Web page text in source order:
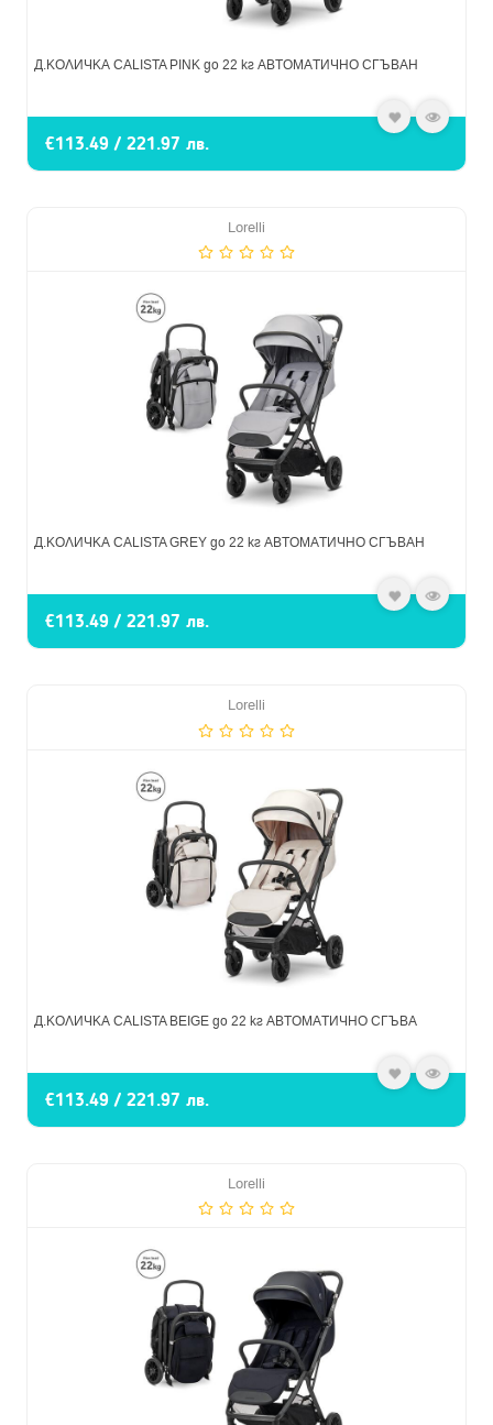
Д.КОЛИЧКА CALISTA PINK до 22 кг АВТОМАТИЧНО СГЪВАН
€113.49 / 221.97 лв.
Lorelli
Д.КОЛИЧКА CALISTA GREY до 22 кг АВТОМАТИЧНО СГЪВАН
€113.49 / 221.97 лв.
Lorelli
Д.КОЛИЧКА CALISTA BEIGE до 22 кг АВТОМАТИЧНО СГЪВА
€113.49 / 221.97 лв.
Lorelli